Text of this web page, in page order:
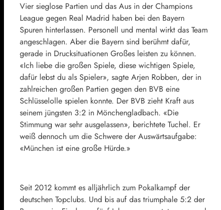
Vier sieglose Partien und das Aus in der Champions
League gegen Real Madrid haben bei den Bayern
Spuren hinterlassen. Personell und mental wirkt das Team
angeschlagen. Aber die Bayern sind berühmt dafür,
gerade in Drucksituationen Großes leisten zu können.
«Ich liebe die großen Spiele, diese wichtigen Spiele,
dafür lebst du als Spieler», sagte Arjen Robben, der in
zahlreichen großen Partien gegen den BVB eine
Schlüsselolle spielen konnte. Der BVB zieht Kraft aus
seinem jüngsten 3:2 in Mönchengladbach. «Die
Stimmung war sehr ausgelassen», berichtete Tuchel. Er
weiß dennoch um die Schwere der Auswärtsaufgabe:
«München ist eine große Hürde.»
Seit 2012 kommt es alljährlich zum Pokalkampf der
deutschen Topclubs. Und bis auf das triumphale 5:2 der